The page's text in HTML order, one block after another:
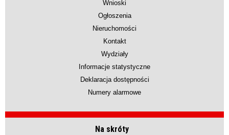
Wnioski
Ogłoszenia
Nieruchomości
Kontakt
Wydziały
Informacje statystyczne
Deklaracja dostępności
Numery alarmowe
Na skróty